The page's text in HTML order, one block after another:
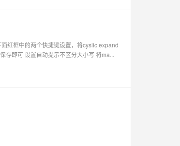
红框中的两个快捷键设置，将cyslic expand
存即可 设置自动提示不区分大小写 将ma...